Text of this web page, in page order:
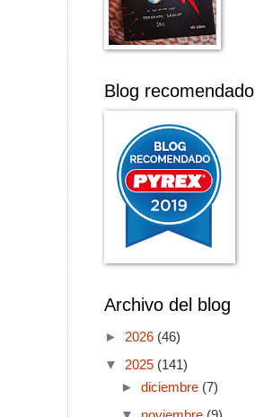
Blog recomendado
Archivo del blog
► 2026 (46)
▼ 2025 (141)
► diciembre (7)